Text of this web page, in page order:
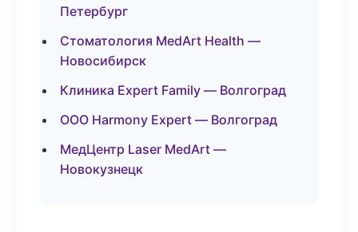
Петербург
Стоматология MedArt Health —
Новосибирск
Клиника Expert Family — Волгоград
ООО Harmony Expert — Волгоград
МедЦентр Laser MedArt —
Новокузнецк